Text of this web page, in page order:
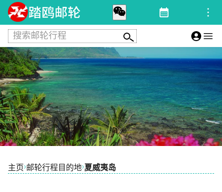
搜索邮轮行程
主页›邮轮行程目的地›夏威夷岛